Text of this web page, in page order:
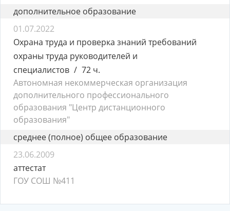
дополнительное образование
01.07.2022
Охрана труда и проверка знаний требований
охраны труда руководителей и
специалистов
72 ч.
Автономная некоммерческая организация
дополнительного профессионального
образования "Центр дистанционного
образования"
среднее (полное) общее образование
23.06.2009
аттестат
ГОУ СОШ №411